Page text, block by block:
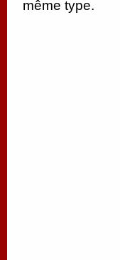
même type.